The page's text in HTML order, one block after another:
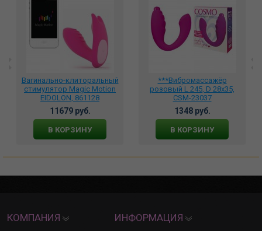
Вагинально-клиторальный
стимулятор Magic Motion
EIDOLON, 861128
11679 руб.
В КОРЗИНУ
***Вибромассажёр
розовый L 245, D 28x35,
CSM-23037
1348 руб.
В КОРЗИНУ
КОМПАНИЯ ИНФОРМАЦИЯ